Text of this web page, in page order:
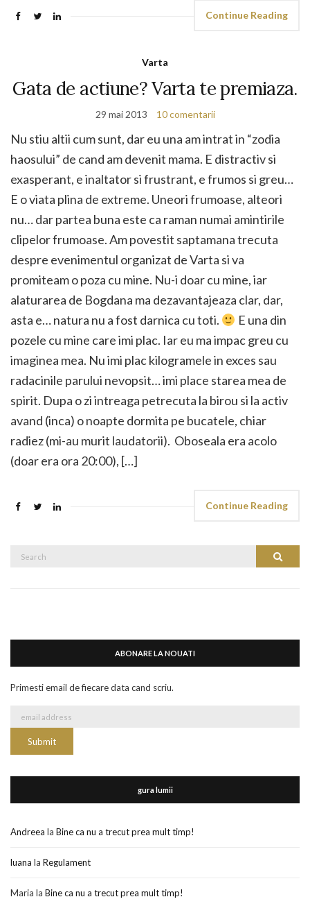
Continue Reading
Varta
Gata de actiune? Varta te premiaza.
29 mai 2013 10 comentarii
Nu stiu altii cum sunt, dar eu una am intrat in “zodia
haosului” de cand am devenit mama. E distractiv si
exasperant, e inaltator si frustrant, e frumos si greu…
E o viata plina de extreme. Uneori frumoase, alteori
nu… dar partea buna este ca raman numai amintirile
clipelor frumoase. Am povestit saptamana trecuta
despre evenimentul organizat de Varta si va
promiteam o poza cu mine. Nu-i doar cu mine, iar
alaturarea de Bogdana ma dezavantajeaza clar, dar,
asta e… natura nu a fost darnica cu toti.
E una din
pozele cu mine care imi plac. Iar eu ma impac greu cu
imaginea mea. Nu imi plac kilogramele in exces sau
radacinile parului nevopsit… imi place starea mea de
spirit. Dupa o zi intreaga petrecuta la birou si la activ
avand (inca) o noapte dormita pe bucatele, chiar
radiez (mi-au murit laudatorii). Oboseala era acolo
(doar era ora 20:00), […]
Continue Reading
Search
ABONARE LA NOUATI
Primesti email de fiecare data cand scriu.
gura lumii
Andreea la Bine ca nu a trecut prea mult timp!
luana la Regulament
Maria la Bine ca nu a trecut prea mult timp!